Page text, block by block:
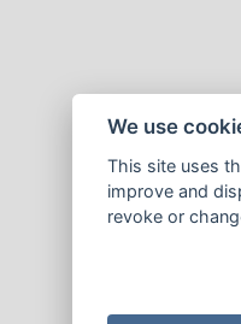
We use
This site uses
improve and
revoke or